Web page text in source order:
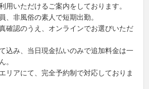
用いただけるご案内をしております。
、非風俗の素人で短期出勤。
確認のうえ、オンラインでお選びいただ
込み、当日現金払いのみで追加料金は一
。
リアにて、完全予約制で対応しておりま